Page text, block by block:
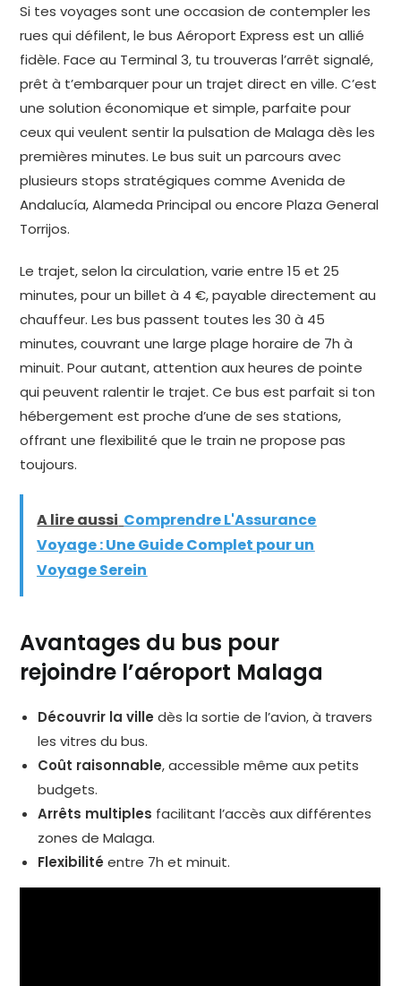
Si tes voyages sont une occasion de contempler les
rues qui défilent, le bus Aéroport Express est un allié
fidèle. Face au Terminal 3, tu trouveras l’arrêt signalé,
prêt à t’embarquer pour un trajet direct en ville. C’est
une solution économique et simple, parfaite pour
ceux qui veulent sentir la pulsation de Malaga dès les
premières minutes. Le bus suit un parcours avec
plusieurs stops stratégiques comme Avenida de
Andalucía, Alameda Principal ou encore Plaza General
Torrijos.
Le trajet, selon la circulation, varie entre 15 et 25
minutes, pour un billet à 4 €, payable directement au
chauffeur. Les bus passent toutes les 30 à 45
minutes, couvrant une large plage horaire de 7h à
minuit. Pour autant, attention aux heures de pointe
qui peuvent ralentir le trajet. Ce bus est parfait si ton
hébergement est proche d’une de ses stations,
offrant une flexibilité que le train ne propose pas
toujours.
A lire aussi Comprendre L'Assurance
Voyage : Une Guide Complet pour un
Voyage Serein
Avantages du bus pour
rejoindre l’aéroport Malaga
Découvrir la ville dès la sortie de l’avion, à travers
les vitres du bus.
Coût raisonnable, accessible même aux petits
budgets.
Arrêts multiples facilitant l’accès aux différentes
zones de Malaga.
Flexibilité entre 7h et minuit.